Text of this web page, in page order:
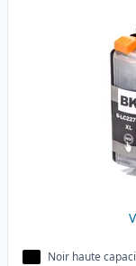
Noir haute